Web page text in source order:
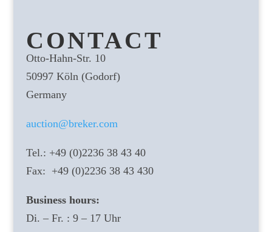
CONTACT
Otto-Hahn-Str. 10
50997 Köln (Godorf)
Germany
auction@breker.com
Tel.: +49 (0)2236 38 43 40
Fax: +49 (0)2236 38 43 430
Business hours:
Di. – Fr. : 9 – 17 Uhr